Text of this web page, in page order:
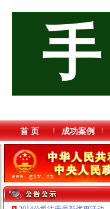
首 页 成功案例